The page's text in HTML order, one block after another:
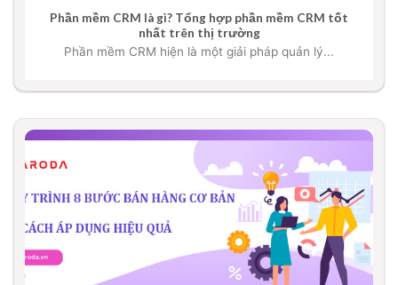
Phần mềm CRM là gì? Tổng hợp phần mềm CRM tốt
nhất trên thị trường
Phần mềm CRM hiện là một giải pháp quản lý...